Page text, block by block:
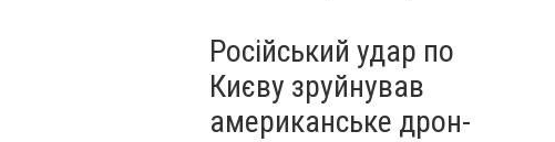
Російський удар по
Києву зруйнував
американське дрон-